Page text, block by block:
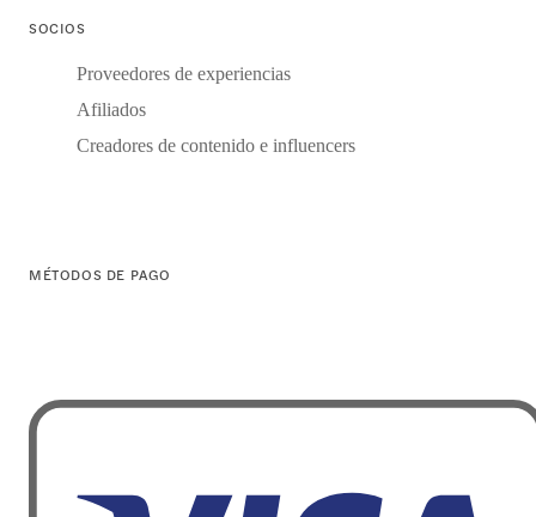
SOCIOS
Proveedores de experiencias
Afiliados
Creadores de contenido e influencers
MÉTODOS DE PAGO